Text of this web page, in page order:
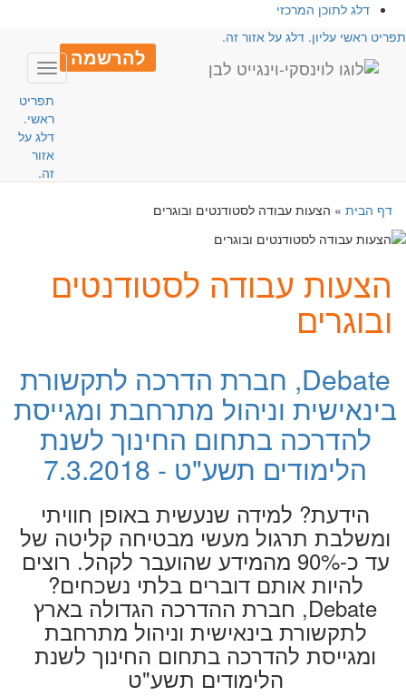
דלג לתוכן המרכזי
ראשי עליון. דלג על אזור זה.
להרשמה
Toggle
תפריט
ראשי.
דלג על
אזור
זה.
דף הבית» הצעות עבודה לסטודנטים ובוגרים
הצעות עבודה לסטודנטים
ובוגרים
Debate, חברת הדרכה לתקשורת
בינאישית וניהול מתרחבת ומגייסת
להדרכה בתחום החינוך לשנת
הלימודים תשע"ט - 7.3.2018
הידעת? למידה שנעשית באופן חוויתי
ומשלבת תרגול מעשי מבטיחה קליטה של
עד כ-90% מהמידע שהועבר לקהל. רוצים
להיות אותם דוברים בלתי נשכחים?
Debate, חברת ההדרכה הגדולה בארץ
לתקשורת בינאישית וניהול מתרחבת
ומגייסת להדרכה בתחום החינוך לשנת
הלימודים תשע"ט